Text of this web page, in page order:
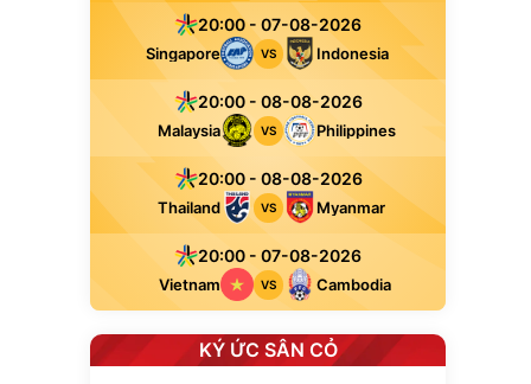
20:00 - 07-08-2026
Singapore VS Indonesia
20:00 - 08-08-2026
Malaysia VS Philippines
20:00 - 08-08-2026
Thailand VS Myanmar
20:00 - 07-08-2026
Vietnam VS Cambodia
KÝ ỨC SÂN CỎ